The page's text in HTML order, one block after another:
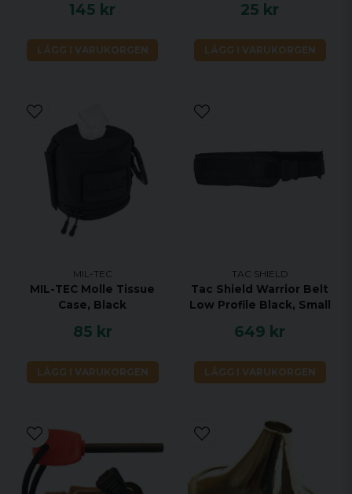
145 kr
LÄGG I VARUKORGEN
25 kr
LÄGG I VARUKORGEN
MIL-TEC
MIL-TEC Molle Tissue
Case, Black
85 kr
LÄGG I VARUKORGEN
TAC SHIELD
Tac Shield Warrior Belt
Low Profile Black, Small
649 kr
LÄGG I VARUKORGEN